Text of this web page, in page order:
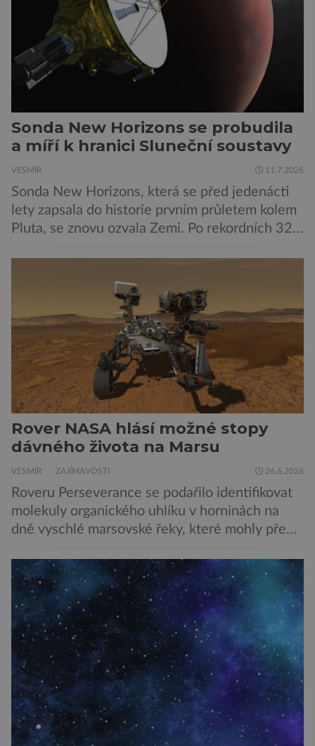
kybernetické útoky […]
Sonda New Horizons se probudila
a míří k hranici Sluneční soustavy
VESMÍR 11.7.2026
Sonda New Horizons, která se před jedenácti
lety zapsala do historie prvním průletem kolem
Pluta, se znovu ozvala Zemi. Po rekordních 321
podle NASA je ve výtečném stavu. Nyní ji čeká
další etapa její mise, jejíž ambicí je přinést
dosud nejpodrobnější […]
Rover NASA hlásí možné stopy
dávného života na Marsu
VESMÍR ZAJÍMAVOSTI 26.6.2026
Roveru Perseverance se podařilo identifikovat
molekuly organického uhlíku v horninách na
dně vyschlé marsovské řeky, které mohly před
Svědčí snad o dávném životě na planetě?
Měření provedená přístrojem Sherloc,
umístěném na roveru Perseverance,
identifikovala organický uhlík v jílovcích z
výchozů, což jsou vyhaslé podzemní lávové
proudy vystupující na povrch, sopky […]